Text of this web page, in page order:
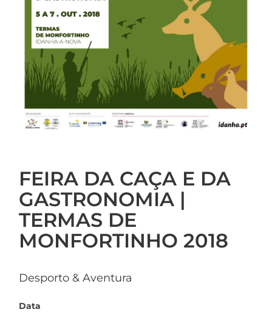
FEIRA DA CAÇA E DA
GASTRONOMIA |
TERMAS DE
MONFORTINHO 2018
Desporto & Aventura
Data